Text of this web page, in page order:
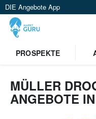
DIE Angebote App
PROSPEKTE
MÜLLER
ANGEBOTE